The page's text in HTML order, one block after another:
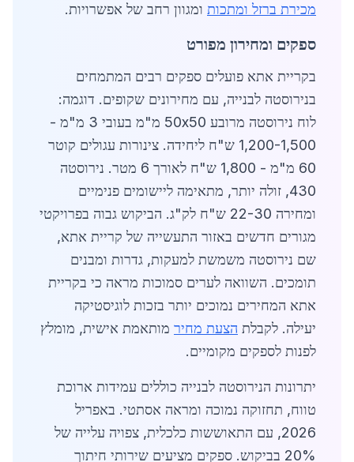
מכירת ברזל ומתכות ומגוון רחב של אפשרויות.
ספקים ומחירון מפורט
בקריית אתא פועלים ספקים רבים המתמחים
בנירוסטה לבנייה, עם מחירונים שקופים. דוגמה:
לוח נירוסטה מרובע 50x50 מ"מ בעובי 3 מ"מ -
1,200-1,500 ש"ח ליחידה. צינורות עגולים קוטר
60 מ"מ - 1,800 ש"ח לאורך 6 מטר. נירוסטה
430, זולה יותר, מתאימה ליישומים פנימיים
ומחירה 22-30 ש"ח לק"ג. הביקוש גבוה בפרויקטי
מגורים חדשים באזור התעשייה של קריית אתא,
שם נירוסטה משמשת למעקות, גדרות ומבנים
תומכים. השוואה לערים סמוכות מראה כי בקריית
אתא המחירים נמוכים יותר בזכות לוגיסטיקה
יעילה. לקבלת הצעת מחיר מותאמת אישית, מומלץ
לפנות לספקים מקומיים.
יתרונות הנירוסטה לבנייה כוללים עמידות ארוכת
טווח, תחזוקה נמוכה ומראה אסתטי. באפריל
2026, עם התאוששות כלכלית, צפויה עלייה של
20% בביקוש. ספקים מציעים שירותי חיתוך